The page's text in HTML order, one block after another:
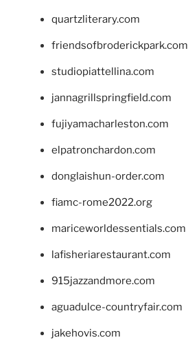
quartzliterary.com
friendsofbroderickpark.com
studiopiattellina.com
jannagrillspringfield.com
fujiyamacharleston.com
elpatronchardon.com
donglaishun-order.com
fiamc-rome2022.org
mariceworldessentials.com
lafisheriarestaurant.com
915jazzandmore.com
aguadulce-countryfair.com
jakehovis.com